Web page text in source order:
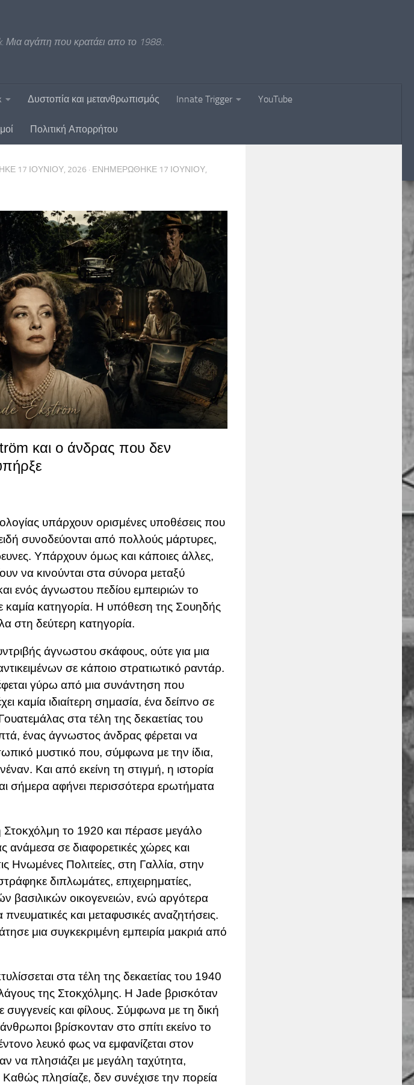
Μια αγάπη που κρατάει απο το 1988..
Δυστοπία και μετανθρωπισμός Innate Trigger YouTube
Πολιτική Απορρήτου
17 ΙΟΥΝΊΟΥ, 2026 · ΕΝΗΜΕΡΏΘΗΚΕ 17 ΙΟΥΝΊΟΥ,
και ο άνδρας που δεν
υπάρχουν ορισμένες υποθέσεις που
συνοδεύονται από πολλούς μάρτυρες,
Υπάρχουν όμως και κάποιες άλλες,
να κινούνται στα σύνορα μεταξύ
ενός άγνωστου πεδίου εμπειριών το
καμία κατηγορία. Η υπόθεση της Σουηδής
στη δεύτερη κατηγορία.
άγνωστου σκάφους, ούτε για μια
σε κάποιο στρατιωτικό ραντάρ.
γύρω από μια συνάντηση που
καμία ιδιαίτερη σημασία, ένα δείπνο σε
στα τέλη της δεκαετίας του
ένας άγνωστος άνδρας φέρεται να
μυστικό που, σύμφωνα με την ίδια,
Και από εκείνη τη στιγμή, η ιστορία
σήμερα αφήνει περισσότερα ερωτήματα
το 1920 και πέρασε μεγάλο
ανάμεσα σε διαφορετικές χώρες και
Ηνωμένες Πολιτείες, στη Γαλλία, στην
διπλωμάτες, επιχειρηματίες,
βασιλικών οικογενειών, ενώ αργότερα
και μεταφυσικές αναζητήσεις.
μια συγκεκριμένη εμπειρία μακριά από
στα τέλη της δεκαετίας του 1940
της Στοκχόλμης. Η Jade βρισκόταν
συγγενείς και φίλους. Σύμφωνα με τη δική
βρίσκονταν στο σπίτι εκείνο το
λευκό φως να εμφανίζεται στον
να πλησιάζει με μεγάλη ταχύτητα,
πλησίαζε, δεν συνέχισε την πορεία